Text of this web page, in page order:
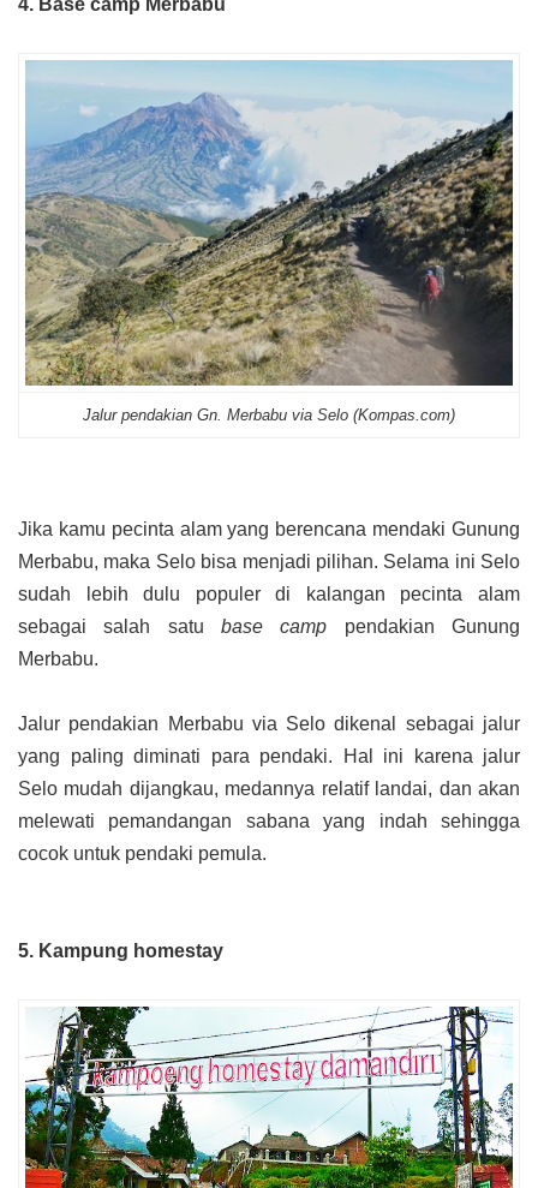
4. Base camp Merbabu
Jalur pendakian Gn. Merbabu via Selo (Kompas.com)
Jika kamu pecinta alam yang berencana mendaki Gunung
Merbabu, maka Selo bisa menjadi pilihan. Selama ini Selo
sudah lebih dulu populer di kalangan pecinta alam
sebagai salah satu base camp
pendakian Gunung
Merbabu.
Jalur pendakian Merbabu via Selo dikenal sebagai jalur
yang paling diminati para pendaki. Hal ini karena jalur
Selo mudah dijangkau, medannya relatif landai, dan akan
melewati pemandangan sabana yang indah sehingga
cocok untuk pendaki pemula.
5. Kampung homestay